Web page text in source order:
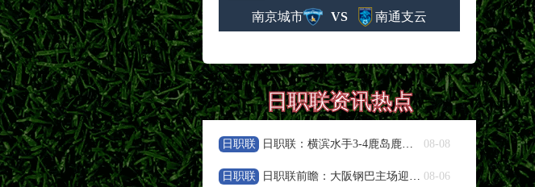
季争夺亚冠参赛席位。
职联 j1联赛 日职联季前热身
三箭，旅欧球员回归J联
日职联转会 萨尔茨堡红牛
南京城市 VS 南通支云
中超 08-08 19:35
浙江队 VS 武汉三镇
日职联资讯热点
日职联 日职联：横滨水手3‑4鹿岛鹿角，卡夫里奇补时双响上演逆转绝杀 08-08
日职联 日职联前瞻：大阪钢巴主场迎战浦和红钻，残阵对决看点十足 08-06